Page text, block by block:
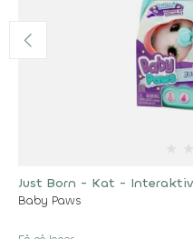
Just Born - Kat - Interaktiv
Baby Paws